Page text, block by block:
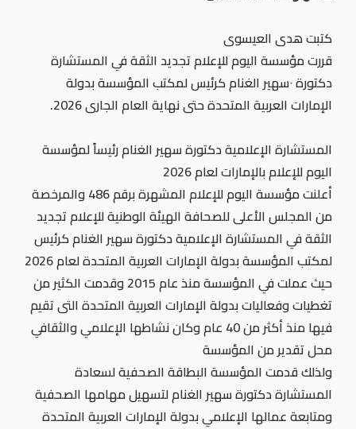
كتبت هدى العيسوى
قررت مؤسسة اليوم للإعلام تجديد الثقة في المستشارة
دكتورة ٠سهير الغنام كرئيس لمكتب المؤسسة بدولة
الإمارات العربية المتحدة حتى نهاية العام الجارى 2026.
المستشارة الإعلامية دكتورة سهير الغنام رئيساً لمؤسسة
اليوم للإعلام بالإمارات لعام 2026
أعلنت مؤسسة اليوم للإعلام المشهرة برقم 486 والمرخصة
من المجلس الأعلى للصحافة الهيئة الوطنية للإعلام تجديد
الثقة في المستشارة الإعلامية دكتورة سهير الغنام كرئيس
لمكتب المؤسسة بدولة الإمارات العربية المتحدة لعام 2026
حيث عملت في المؤسسة منذ عام 2015 وقدمت الكثير من
تغطيات وفعاليات بدولة الإمارات العربية المتحدة التى تقيم
فيها منذ أكثر من 40 عام وكان نشاطها الإعلامي والثقافي
محل تقدير من المؤسسة
ولذلك قدمت المؤسسة البطاقة الصحفية لسعادة
المستشارة دكتورة سهير الغنام لتسهيل مهامها الصحفية
ومتابعة عمالها الإعلامي بدولة الإمارات العربية المتحدة